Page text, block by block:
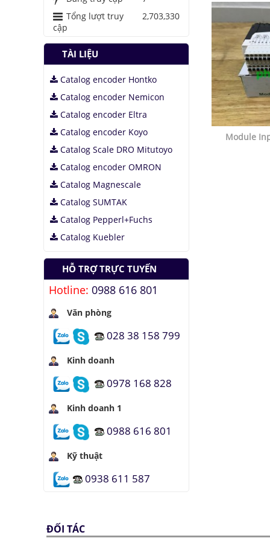
Module
giáp bằng bọt kim
loại
của trí tuệ nhân tạo
thuật số trong ADN
Tổng lượt truy
cập
2,703,330
TÀI LIỆU
Catalog encoder Hontko
Catalog encoder Nemicon
Catalog encoder Eltra
Catalog encoder Koyo
Catalog Scale DRO Mitutoyo
Catalog encoder OMRON
Catalog Magnescale
Catalog SUMTAK
Catalog Pepperl+Fuchs
Catalog Kuebler
HỖ TRỢ TRỰC TUYẾN
Hotline: 0988 616 801
Văn phòng
028 38 158 799
Kinh doanh
0978 168 828
Kinh doanh 1
0988 616 801
Kỹ thuật
0938 611 587
ĐỐI TÁC